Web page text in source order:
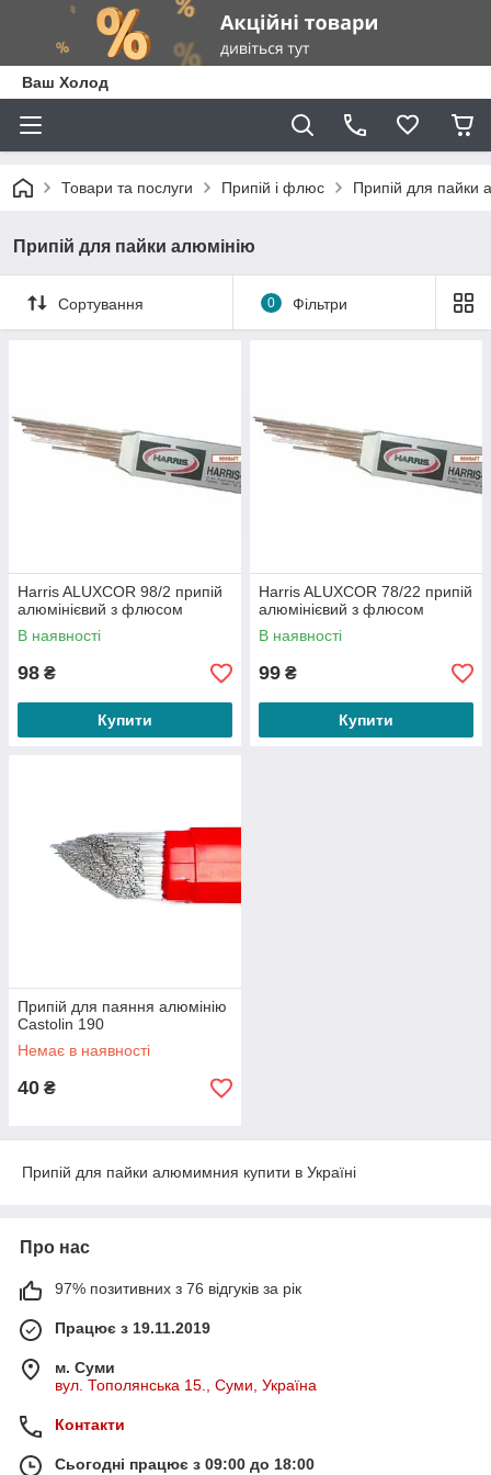
Ваш Холод
Товари та послуги Припій і флюс Припій для пайки
Припій для пайки алюмінію
Сортування 0 Фільтри
Harris ALUXCOR 98/2 припій
алюмінієвий з флюсом
В наявності
98 ₴
Купити
Harris ALUXCOR 78/22 припій
алюмінієвий з флюсом
В наявності
99 ₴
Купити
Припій для паяння алюмінію
Castolin 190
Немає в наявності
40 ₴
Припій для пайки алюмимния купити в Україні
Про нас
97% позитивних з 76 відгуків за рік
Працює з 19.11.2019
м. Суми
вул. Тополянська 15., Суми, Україна
Контакти
Сьогодні працює з 09:00 до 18:00